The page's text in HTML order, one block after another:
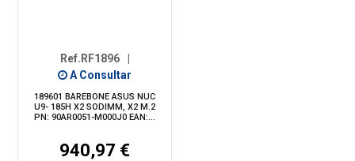
Ref.RF1896
|
A Consultar
189601 BAREBONE ASUS NUC
U9- 185H X2 SODIMM, X2 M.2
PN: 90AR0051-M000J0 EAN:...
940,97 €